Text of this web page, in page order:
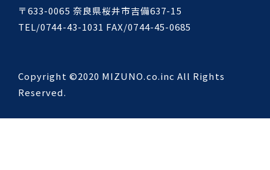
〒633-0065 奈良県桜井市吉備637-15
TEL/0744-43-1031 FAX/0744-45-0685
Copyright ©2020 MIZUNO.co.inc All Rights
Reserved.